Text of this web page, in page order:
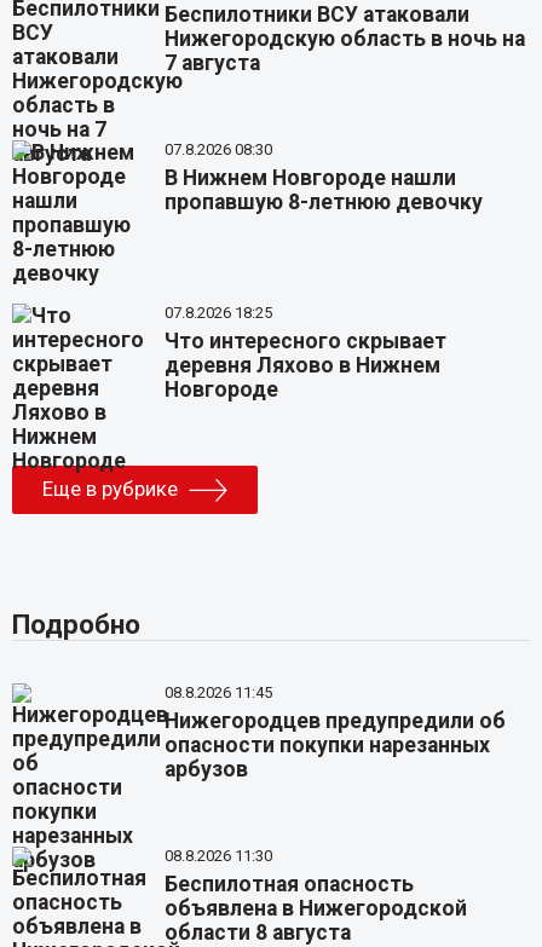
Беспилотники ВСУ атаковали
Нижегородскую область в ночь на
7 августа
07.8.2026 08:30
В Нижнем Новгороде нашли
пропавшую 8-летнюю девочку
07.8.2026 18:25
Что интересного скрывает
деревня Ляхово в Нижнем
Новгороде
Еще в рубрике
Подробно
08.8.2026 11:45
Нижегородцев предупредили об
опасности покупки нарезанных
арбузов
08.8.2026 11:30
Беспилотная опасность
объявлена в Нижегородской
области 8 августа